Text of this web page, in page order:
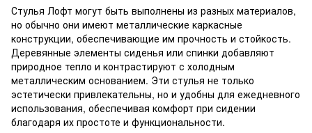
Стулья Лофт могут быть выполнены из разных материалов,
но обычно они имеют металлические каркасные
конструкции, обеспечивающие им прочность и стойкость.
Деревянные элементы сиденья или спинки добавляют
природное тепло и контрастируют с холодным
металлическим основанием. Эти стулья не только
эстетически привлекательны, но и удобны для ежедневного
использования, обеспечивая комфорт при сидении
благодаря их простоте и функциональности.